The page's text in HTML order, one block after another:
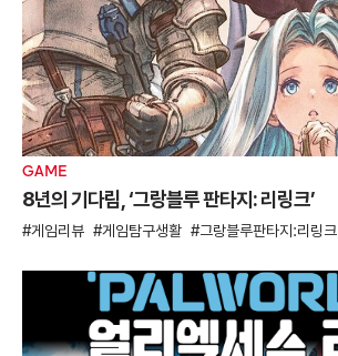
GAME
8년의 기다림, ‘그랑블루 판타지: 리링크’
게임리뷰 게임탐구생활 그랑블루판타지:리링크